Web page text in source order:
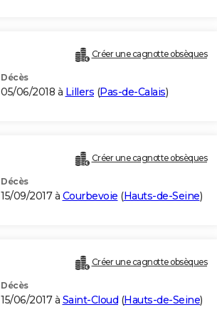
Créer une cagnotte obsèques
Décès
05/06/2018 à Lillers (Pas-de-Calais)
Créer une cagnotte obsèques
Décès
15/09/2017 à Courbevoie (Hauts-de-Seine)
Créer une cagnotte obsèques
Décès
15/06/2017 à Saint-Cloud (Hauts-de-Seine)